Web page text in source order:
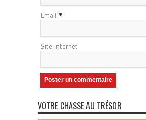
Email *
Site internet
VOTRE CHASSE AU TRÉSOR